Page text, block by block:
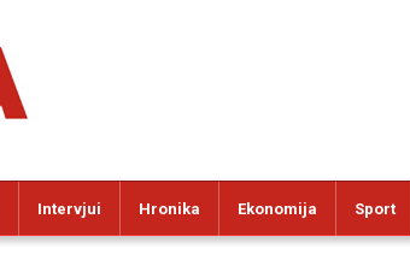
Intervjui Hronika Ekonomija Sport